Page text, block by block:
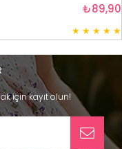
★ ★ ★ ★ ★
₺89,90
için kayıt olun!